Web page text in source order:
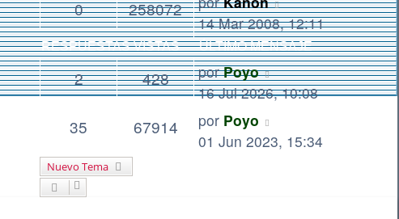
0 258072
14 Mar 2008, 12:11
RESPUESTAS VISTAS ÚLTIMO MENSAJE
2 428 porPoyo
16 Jul 2026, 10:08
35 67914 por Poyo
01 Jun 2023, 15:34
Nuevo Tema